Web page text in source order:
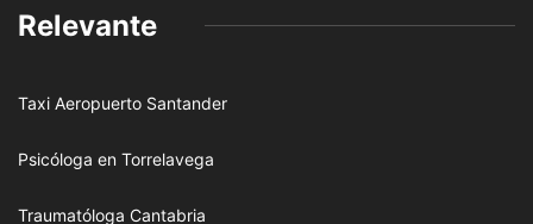
Relevante
Taxi Aeropuerto Santander
Psicóloga en Torrelavega
Traumatóloga Cantabria